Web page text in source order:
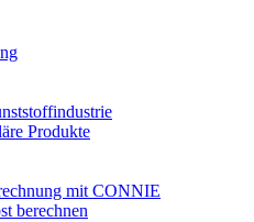
Produkte
mit CONNIE
berechnen